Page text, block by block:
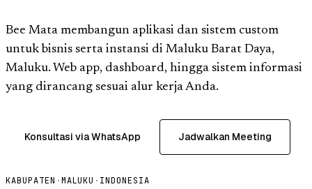
Bee Mata membangun aplikasi dan sistem custom
untuk bisnis serta instansi di Maluku Barat Daya,
Maluku. Web app, dashboard, hingga sistem informasi
yang dirancang sesuai alur kerja Anda.
Konsultasi via WhatsApp Jadwalkan Meeting
KABUPATEN ·MALUKU · INDONESIA